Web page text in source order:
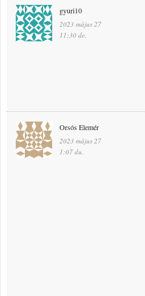
gyuri10
2023 május 27
11:30 de.
Orsós Elemér
2023 május 27
1:07 du.